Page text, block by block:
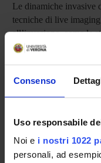
Consenso
Uso responsabile
Noi e i nostri 1022
personali, ad
Le dinamiche invasive
tecniche di live
all’invasione, come le
PROJECT
Linda Cremonesi
PhD student